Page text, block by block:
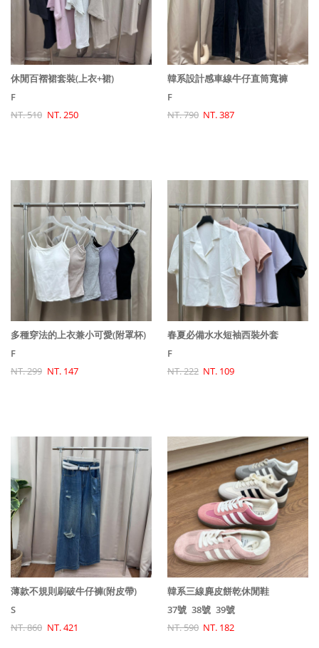
休閒百褶裙套裝(上衣+裙)
F
NT. 510 NT. 250
韓系設計感車線牛仔直筒寬褲
F
NT. 790 NT. 387
多種穿法的上衣兼小可愛(附罩杯)
F
NT. 299 NT. 147
春夏必備水水短袖西裝外套
F
NT. 222 NT. 109
薄款不規則刷破牛仔褲(附皮帶)
S
NT. 860 NT. 421
韓系三線麂皮餅乾休閒鞋
37號 38號 39號
NT. 590 NT. 182